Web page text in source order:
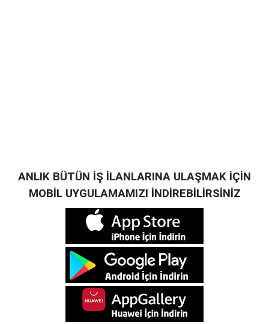
ANLIK BÜTÜN İŞ İLANLARINA ULAŞMAK İÇİN
MOBİL UYGULAMAMIZI İNDİREBİLİRSİNİZ